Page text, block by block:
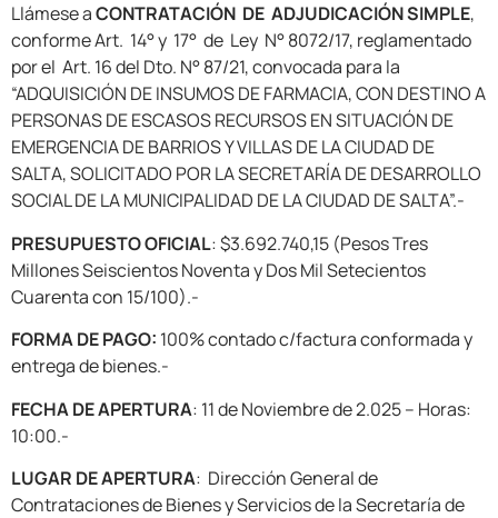
Llámese aCONTRATACIÓN DE ADJUDICACIÓN SIMPLE,
conforme Art. 14° y 17° de Ley N° 8072/17, reglamentado
por el Art. 16 del Dto. N° 87/21, convocada para la
“ADQUISICIÓN DE INSUMOS DE FARMACIA, CON DESTINO A
PERSONAS DE ESCASOS RECURSOS EN SITUACIÓN DE
EMERGENCIA DE BARRIOS Y VILLAS DE LA CIUDAD DE
SALTA, SOLICITADO POR LA SECRETARÍA DE DESARROLLO
SOCIAL DE LA MUNICIPALIDAD DE LA CIUDAD DE SALTA”.-
PRESUPUESTO OFICIAL: $3.692.740,15 (Pesos Tres
Millones Seiscientos Noventa y Dos Mil Setecientos
Cuarenta con 15/100).-
FORMA DE PAGO: 100% contado c/factura conformada y
entrega de bienes.-
FECHA DE APERTURA: 11 de Noviembre de 2.025 – Horas:
10:00.-
LUGAR DE APERTURA: Dirección General de
Contrataciones de Bienes y Servicios de la Secretaría de